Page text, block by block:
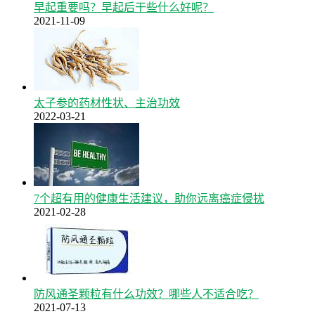
早起重要吗？早起后干些什么好呢？
2021-11-09
太子参的药材性状、主治功效
2022-03-21
7个超有用的健康生活建议，助你远离癌症侵扰
2021-02-28
防风通圣颗粒有什么功效？哪些人不适合吃？
2021-07-13